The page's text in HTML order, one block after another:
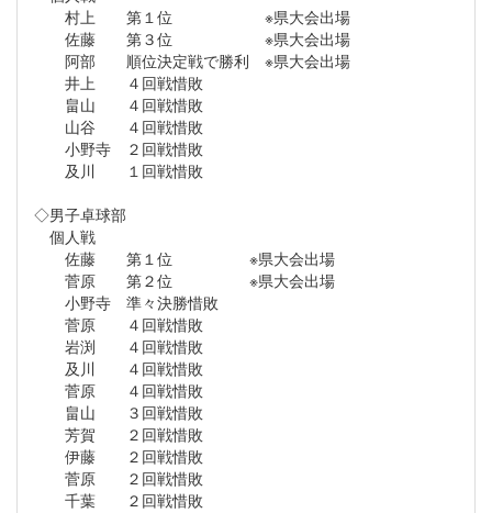
村上 第１位 ※県大会出場
佐藤 第３位 ※県大会出場
阿部 順位決定戦で勝利 ※県大会出場
井上 ４回戦惜敗
畠山 ４回戦惜敗
山谷 ４回戦惜敗
小野寺 ２回戦惜敗
及川 １回戦惜敗
◇男子卓球部
個人戦
佐藤 第１位 ※県大会出場
菅原 第２位 ※県大会出場
小野寺 準々決勝惜敗
菅原 ４回戦惜敗
岩渕 ４回戦惜敗
及川 ４回戦惜敗
菅原 ４回戦惜敗
畠山 ３回戦惜敗
芳賀 ２回戦惜敗
伊藤 ２回戦惜敗
菅原 ２回戦惜敗
千葉 ２回戦惜敗